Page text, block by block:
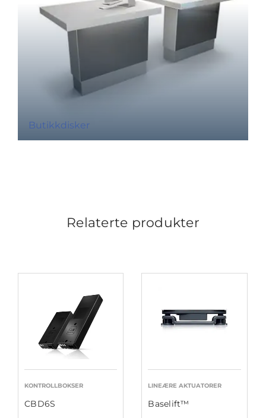
Butikkdisker
Relaterte produkter
KONTROLLBOKSER
CBD6S
LINEÆRE AKTUATORER
Baselift™